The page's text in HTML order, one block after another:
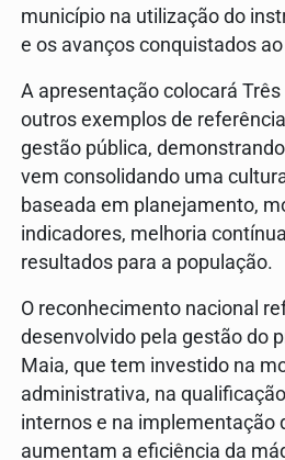
município na utilização do
e os avanços conquistados
A apresentação colocará
outros exemplos de
gestão pública,
vem consolidando uma
baseada em planejamento,
indicadores, melhoria
resultados para a população.
O reconhecimento nacional
desenvolvido pela gestão do
Maia, que tem investido na
administrativa, na
internos e na implementação
aumentam a eficiência da